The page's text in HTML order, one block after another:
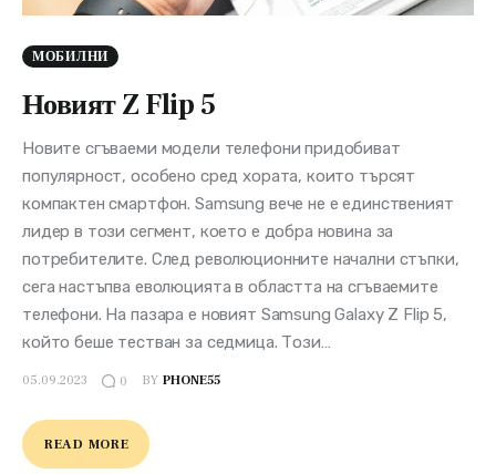
МОБИЛНИ
Новият Z Flip 5
Новите сгъваеми модели телефони придобиват
популярност, особено сред хората, които търсят
компактен смартфон. Samsung вече не е единственият
лидер в този сегмент, което е добра новина за
потребителите. След революционните начални стъпки,
сега настъпва еволюцията в областта на сгъваемите
телефони. На пазара е новият Samsung Galaxy Z Flip 5,
който беше тестван за седмица. Този…
05.09.2023 0 BY PHONE55
READ MORE